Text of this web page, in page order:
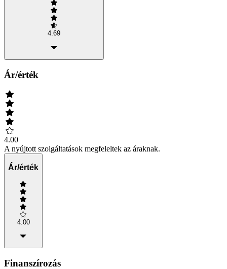
4.69
Ár/érték
4.00
A nyújtott szolgáltatások megfeleltek az áraknak.
Ár/érték
4.00
Finanszírozás